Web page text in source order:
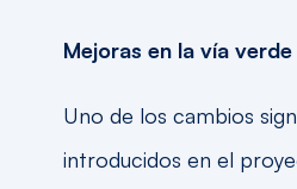
Mejoras en la vía
Uno de los cambios
introducidos en el